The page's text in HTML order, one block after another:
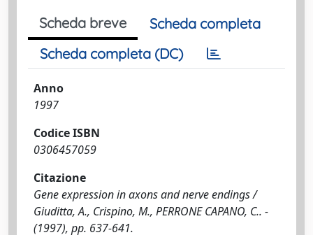
Scheda breve
Scheda completa
Scheda completa (DC)
Anno
1997
Codice ISBN
0306457059
Citazione
Gene expression in axons and nerve endings /
Giuditta, A., Crispino, M., PERRONE CAPANO, C.. -
(1997), pp. 637-641.